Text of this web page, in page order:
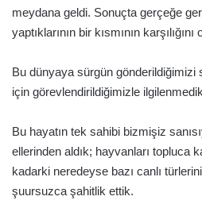
meydana geldi. Sonuçta gerçeğe
yaptıklarının bir kısmının
Bu dünyaya sürgün gönderildiğimizi
için görevlendirildiğimizle
Bu hayatın tek sahibi bizmişiz
ellerinden aldık; hayvanları topluca
kadarki neredeyse bazı canlı
şuursuzca şahitlik ettik.